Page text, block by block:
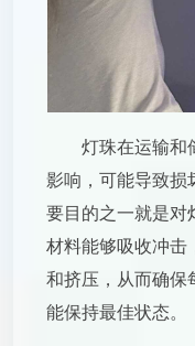
灯珠在运输和
影响，可能导致损
要目的之一就是对
材料能够吸收冲击
和挤压，从而确保
能保持最佳状态。